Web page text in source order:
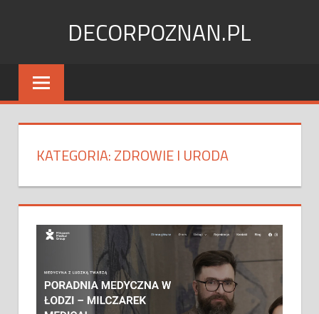
DECORPOZNAN.PL
KATEGORIA:ZDROWIE I URODA